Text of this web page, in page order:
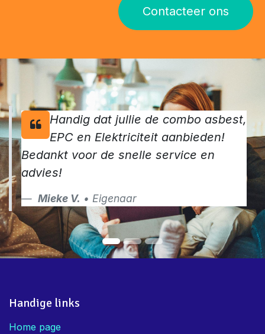
Contacteer ons
Handig dat jullie de combo asbest,
EPC en Elektriciteit aanbieden!
Bedankt voor de snelle service en
advies!
Mieke V. • Eigenaar
Handige links
Home page